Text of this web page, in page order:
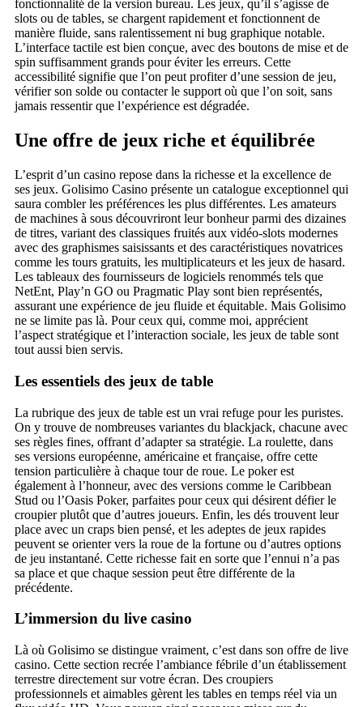
fonctionnalité de la version bureau. Les jeux, qu’il s’agisse de
slots ou de tables, se chargent rapidement et fonctionnent de
manière fluide, sans ralentissement ni bug graphique notable.
L’interface tactile est bien conçue, avec des boutons de mise et de
spin suffisamment grands pour éviter les erreurs. Cette
accessibilité signifie que l’on peut profiter d’une session de jeu,
vérifier son solde ou contacter le support où que l’on soit, sans
jamais ressentir que l’expérience est dégradée.
Une offre de jeux riche et équilibrée
L’esprit d’un casino repose dans la richesse et la excellence de
ses jeux. Golisimo Casino présente un catalogue exceptionnel qui
saura combler les préférences les plus différentes. Les amateurs
de machines à sous découvriront leur bonheur parmi des dizaines
de titres, variant des classiques fruités aux vidéo-slots modernes
avec des graphismes saisissants et des caractéristiques novatrices
comme les tours gratuits, les multiplicateurs et les jeux de hasard.
Les tableaux des fournisseurs de logiciels renommés tels que
NetEnt, Play’n GO ou Pragmatic Play sont bien représentés,
assurant une expérience de jeu fluide et équitable. Mais Golisimo
ne se limite pas là. Pour ceux qui, comme moi, apprécient
l’aspect stratégique et l’interaction sociale, les jeux de table sont
tout aussi bien servis.
Les essentiels des jeux de table
La rubrique des jeux de table est un vrai refuge pour les puristes.
On y trouve de nombreuses variantes du blackjack, chacune avec
ses règles fines, offrant d’adapter sa stratégie. La roulette, dans
ses versions européenne, américaine et française, offre cette
tension particulière à chaque tour de roue. Le poker est
également à l’honneur, avec des versions comme le Caribbean
Stud ou l’Oasis Poker, parfaites pour ceux qui désirent défier le
croupier plutôt que d’autres joueurs. Enfin, les dés trouvent leur
place avec un craps bien pensé, et les adeptes de jeux rapides
peuvent se orienter vers la roue de la fortune ou d’autres options
de jeu instantané. Cette richesse fait en sorte que l’ennui n’a pas
sa place et que chaque session peut être différente de la
précédente.
L’immersion du live casino
Là où Golisimo se distingue vraiment, c’est dans son offre de live
casino. Cette section recrée l’ambiance fébrile d’un établissement
terrestre directement sur votre écran. Des croupiers
professionnels et aimables gèrent les tables en temps réel via un